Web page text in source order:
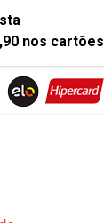
nos cartões